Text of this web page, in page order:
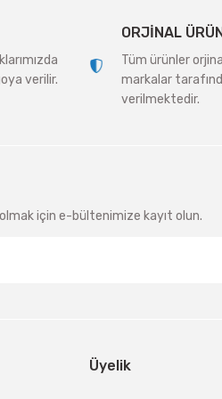
verilir.
ORJİNAL
Tüm ürünler
markalar
verilmektedir.
için e-bültenimize kayıt olun.
Üyelik